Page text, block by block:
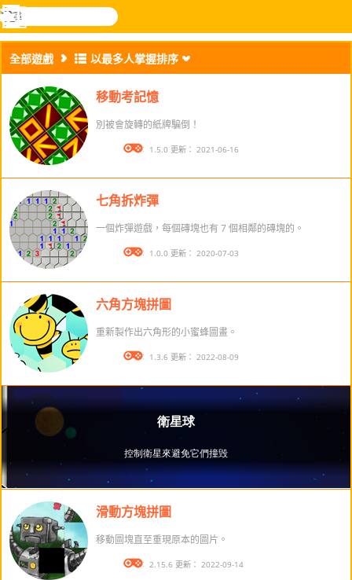
樂和遊
搜
尋
登入
功
能
全部遊戲 以最多人掌握排序
移動考記憶
別被會旋轉的紙牌騙倒！
版本： 1.5.0 更新： 2021-06-16
七角拆炸彈
一個炸彈遊戲，每個磚塊也有 7 個相鄰的磚塊的。
版本： 1.0.0 更新： 2020-07-03
六角方塊拼圖
重新製作出六角形的小蜜蜂圖畫。
版本： 1.3.6 更新： 2022-08-09
滑動方塊拼圖
移動圖塊直至重現原本的圖片。
版本： 2.15.6 更新： 2022-09-14